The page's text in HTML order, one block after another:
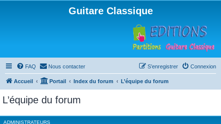
Guitare Classique
FAQ Nous contacter Connexion
S’enregistrer
Accueil Portail Index du forum L’équipe du forum
L’équipe du forum
ADMINISTRATEURS